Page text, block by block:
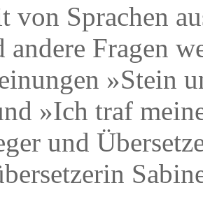
von Sprachen
andere Fragen
»Stein
»Ich traf
und